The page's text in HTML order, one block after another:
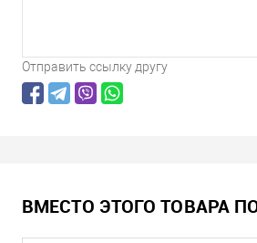
Отправить ссылку другу
ВМЕСТО ЭТОГО ТОВАРА